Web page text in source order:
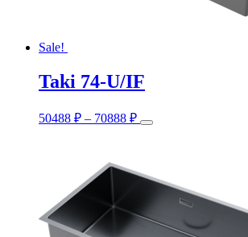
Sale!
Taki 74-U/IF
50488 ₽ – 70888 ₽
product
variants.
The
may